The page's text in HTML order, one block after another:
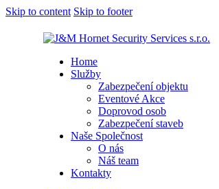
Skip to content Skip to footer
Home
Služby
Zabezpečení objektu
Eventové Akce
Doprovod osob
Zabezpečení staveb
Naše Společnost
O nás
Náš team
Kontakty